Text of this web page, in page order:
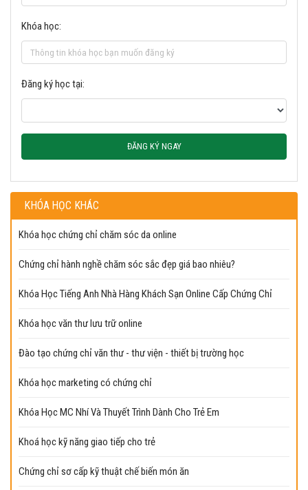
Khóa học:
Đăng ký học tại:
ĐĂNG KÝ NGAY
KHÓA HỌC KHÁC
Khóa học chứng chỉ chăm sóc da online
Chứng chỉ hành nghề chăm sóc sắc đẹp giá bao nhiêu?
Khóa Học Tiếng Anh Nhà Hàng Khách Sạn Online Cấp Chứng Chỉ
Khóa học văn thư lưu trữ online
Đào tạo chứng chỉ văn thư - thư viện - thiết bị trường học
Khóa học marketing có chứng chỉ
Khóa Học MC Nhí Và Thuyết Trình Dành Cho Trẻ Em
Khoá học kỹ năng giao tiếp cho trẻ
Chứng chỉ sơ cấp kỹ thuật chế biến món ăn